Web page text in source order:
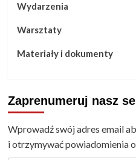
Wydarzenia
Warsztaty
Materiały i dokumenty
Zaprenumeruj nasz
Wprowadź swój adres email
i otrzymywać powiadomienia